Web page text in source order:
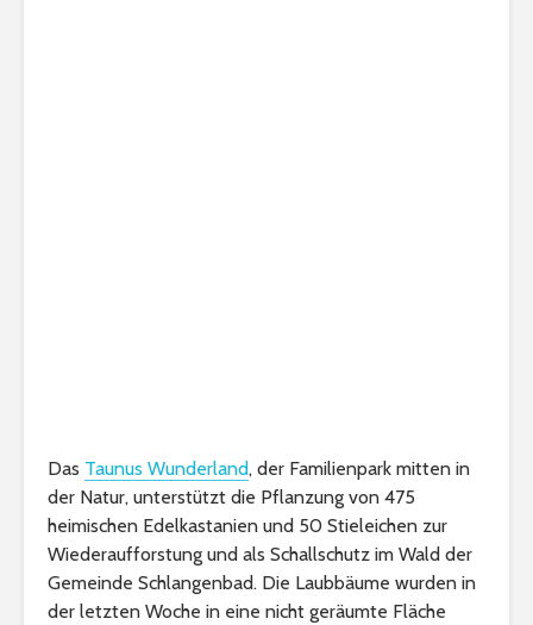
Das Taunus Wunderland, der Familienpark mitten in
der Natur, unterstützt die Pflanzung von 475
heimischen Edelkastanien und 50 Stieleichen zur
Wiederaufforstung und als Schallschutz im Wald der
Gemeinde Schlangenbad. Die Laubbäume wurden in
der letzten Woche in eine nicht geräumte Fläche